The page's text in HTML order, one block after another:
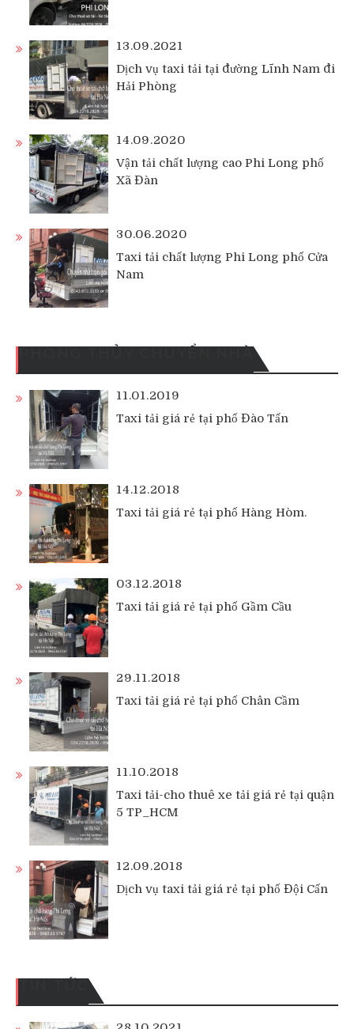
13.09.2021
Dịch vụ taxi tải tại đường Lĩnh Nam đi
Hải Phòng
14.09.2020
Vận tải chất lượng cao Phi Long phố
Xã Đàn
30.06.2020
Taxi tải chất lượng Phi Long phố Cửa
Nam
11.01.2019
Taxi tải giá rẻ tại phố Đào Tấn
14.12.2018
Taxi tải giá rẻ tại phố Hàng Hòm.
03.12.2018
Taxi tải giá rẻ tại phố Gầm Cầu
29.11.2018
Taxi tải giá rẻ tại phố Chân Cầm
11.10.2018
Taxi tải-cho thuê xe tải giá rẻ tại quận
5 TP_HCM
12.09.2018
Dịch vụ taxi tải giá rẻ tại phố Đội Cấn
TIN TỨC